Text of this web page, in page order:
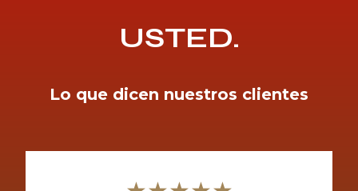
USTED.
Lo que dicen nuestros clientes